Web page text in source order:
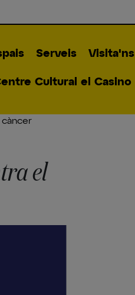
Serveis Visita'ns
Cultural el Casino
el